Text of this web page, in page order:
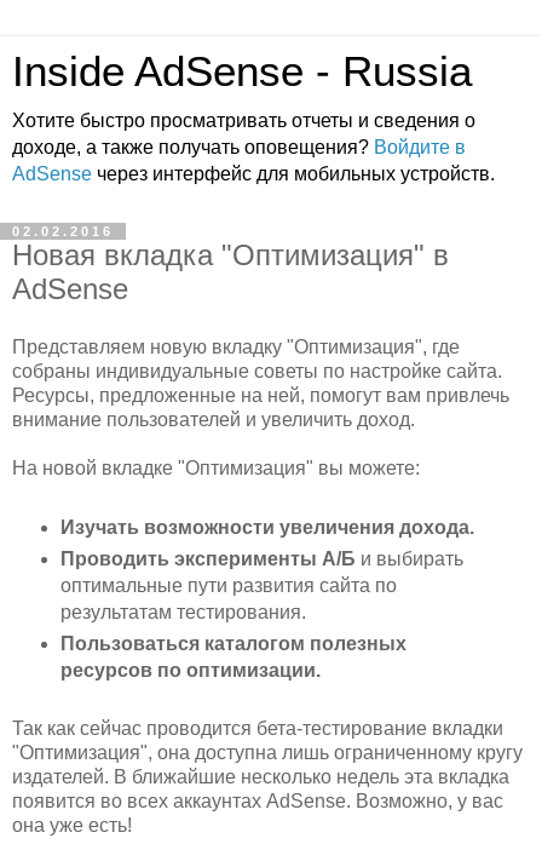
Inside AdSense - Russia
Хотите быстро просматривать отчеты и сведения о
доходе, а также получать оповещения? Войдите в
AdSense через интерфейс для мобильных устройств.
02.02.2016
Новая вкладка "Оптимизация" в
AdSense
Представляем новую вкладку "Оптимизация", где
собраны индивидуальные советы по настройке сайта.
Ресурсы, предложенные на ней, помогут вам привлечь
внимание пользователей и увеличить доход.
На новой вкладке "Оптимизация" вы можете:
Изучать возможности увеличения дохода.
Проводить эксперименты А/Б и выбирать
оптимальные пути развития сайта по
результатам тестирования.
Пользоваться каталогом полезных
ресурсов по оптимизации.
Так как сейчас проводится бета-тестирование вкладки
"Оптимизация", она доступна лишь ограниченному кругу
издателей. В ближайшие несколько недель эта вкладка
появится во всех аккаунтах AdSense. Возможно, у вас
она уже есть!